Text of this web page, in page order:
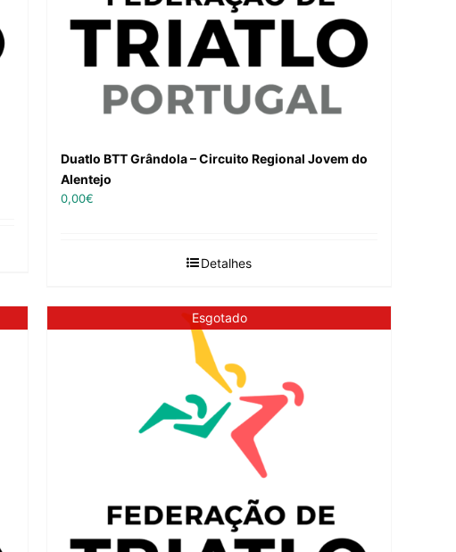
Duatlo BTT Grândola – Circuito Regional Jovem do
Alentejo
0,00€
Detalhes
Esgotado